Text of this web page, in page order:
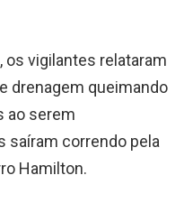
vigilantes relataram
drenagem queimando
ao serem
saíram correndo pela
Hamilton.